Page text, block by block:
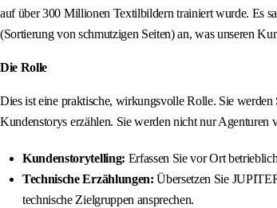
auf über 300 Millionen Textilbildern trainiert wurde. Es
(Sortierung von schmutzigen Seiten) an, was unseren
Die Rolle
Dies ist eine praktische, wirkungsvolle Rolle. Sie werden
Kundenstorys erzählen. Sie werden nicht nur
Kundenstorytelling: Erfassen Sie vor Ort
Technische Erzählungen: Übersetzen Sie
technische Zielgruppen ansprechen.